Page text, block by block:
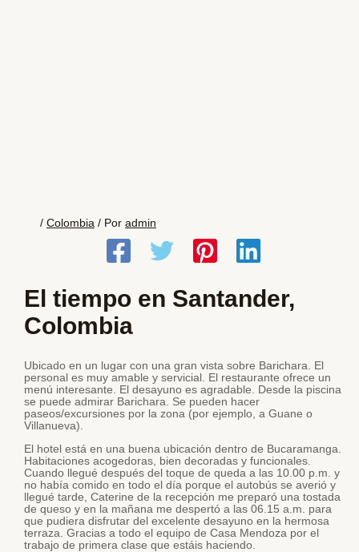
/ Colombia / Por admin
El tiempo en Santander,
Colombia
Ubicado en un lugar con una gran vista sobre Barichara. El
personal es muy amable y servicial. El restaurante ofrece un
menú interesante. El desayuno es agradable. Desde la piscina
se puede admirar Barichara. Se pueden hacer
paseos/excursiones por la zona (por ejemplo, a Guane o
Villanueva).
El hotel está en una buena ubicación dentro de Bucaramanga.
Habitaciones acogedoras, bien decoradas y funcionales.
Cuando llegué después del toque de queda a las 10.00 p.m. y
no había comido en todo el día porque el autobús se averió y
llegué tarde, Caterine de la recepción me preparó una tostada
de queso y en la mañana me despertó a las 06.15 a.m. para
que pudiera disfrutar del excelente desayuno en la hermosa
terraza. Gracias a todo el equipo de Casa Mendoza por el
trabajo de primera clase que estáis haciendo.